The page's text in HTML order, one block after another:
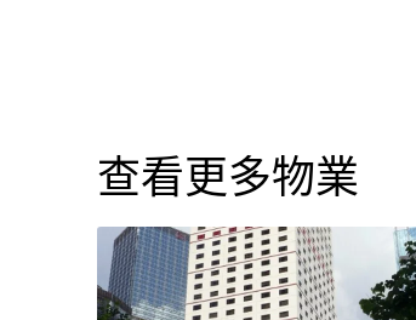
查看更多物業